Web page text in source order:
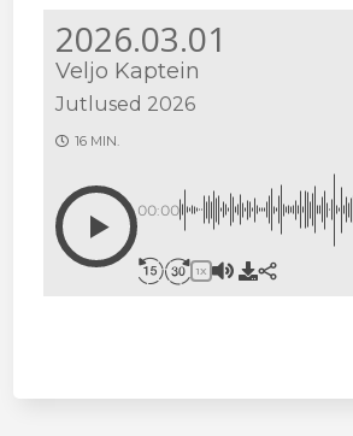
2026.03.01
Veljo Kaptein
Jutlused 2026
16 MIN.
00:00
1X